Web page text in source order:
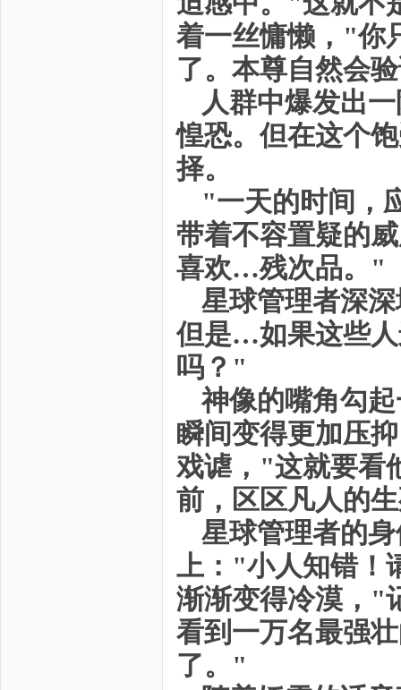
着一丝慵懒，"你
了。本尊自然会
人群中爆发出
惶恐。但在这个
择。
"一天的时间，
带着不容置疑的
喜欢…残次品。"
星球管理者深
但是…如果这些
吗？"
神像的嘴角勾
瞬间变得更加压
戏谑，"这就要看
前，区区凡人的
星球管理者的
上："小人知错！
渐渐变得冷漠，"
看到一万名最强
了。"